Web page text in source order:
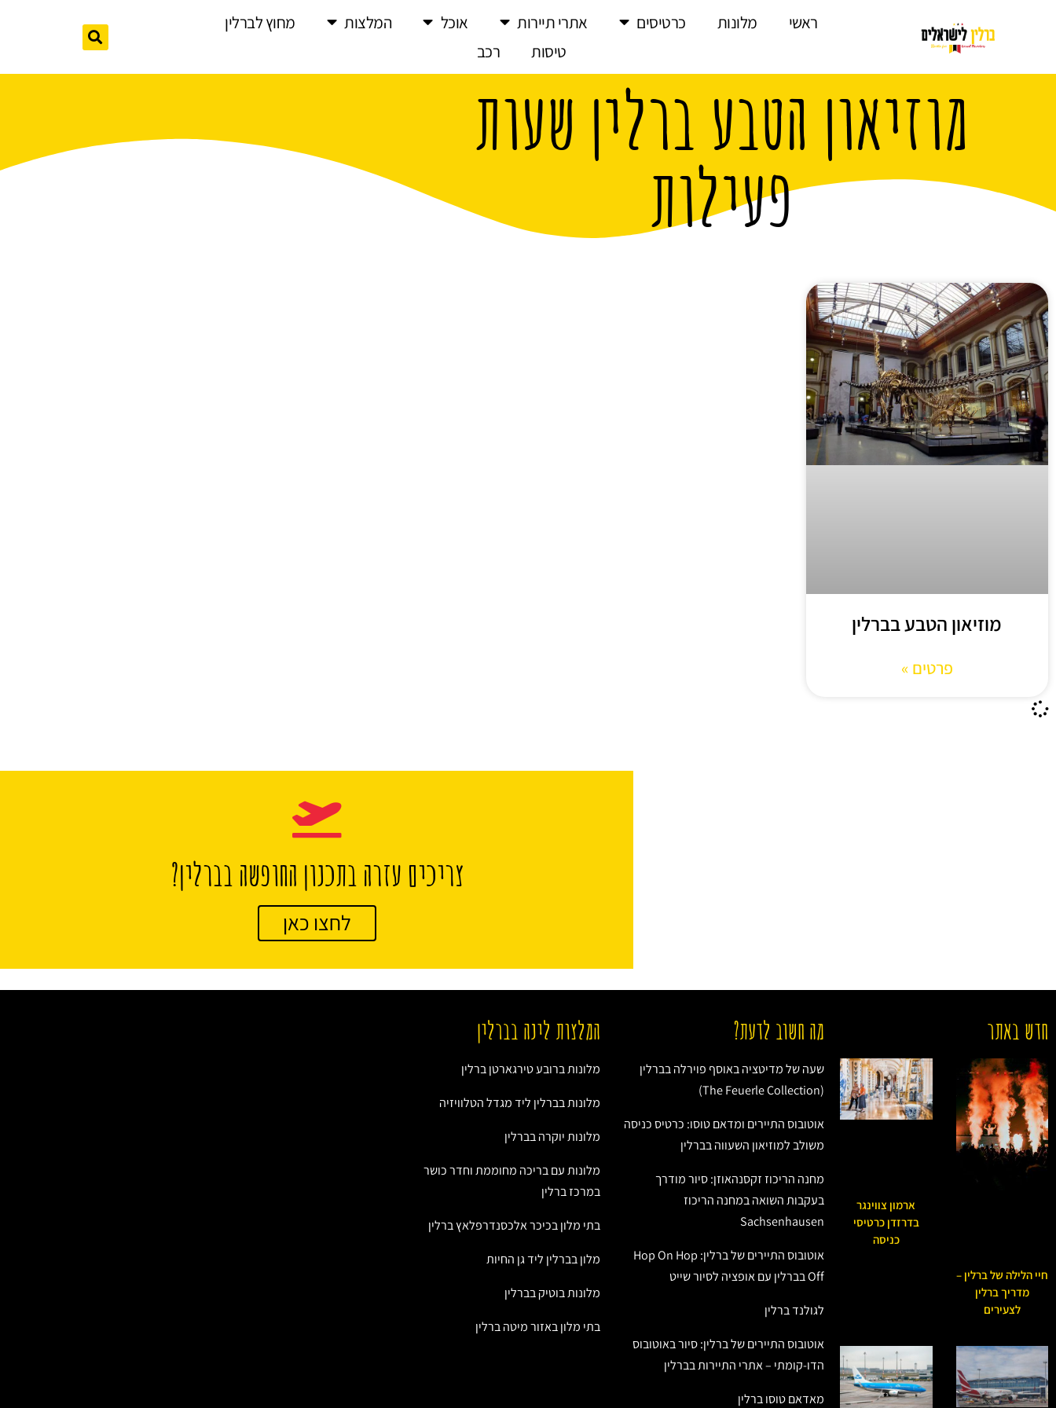
ראשי מלונות כרטיסים אתרי תיירות אוכל המלצות
מחוץ לברלין
טיסות
רכב
מוזיאון הטבע ברלין שעות
פעילות
מוזיאון הטבע בברלין
פרטים »
צריכים עזרה בתכנון החופשה בברלין?
לחצו כאן
חדש באתר
חיי הלילה של ברלין –
מדריך ברלין
לצעירים
ארמון צווינגר
בדרזדן כרטיסי
כניסה
מה חשוב לדעת?
שעה של מדיטציה באוסף פוירלה בברלין
(The Feuerle Collection)
אוטובוס התיירים ומדאם טוסו: כרטיס כניסה
משולב למוזיאון השעווה בברלין
מחנה הריכוז זקסנהאוזן: סיור מודרך
בעקבות השואה במחנה הריכוז
Sachsenhausen
אוטובוס התיירים של ברלין: Hop On Hop
Off בברלין עם אופציה לסיור שייט
לגולנד ברלין
אוטובוס התיירים של ברלין: סיור באוטובוס
הדו-קומתי – אתרי התיירות בברלין
מאדאם טוסו ברלין
המלצות לינה בברלין
מלונות ברובע טירגארטן ברלין
מלונות בברלין ליד מגדל הטלוויזיה
מלונות יוקרה בברלין
מלונות עם בריכה מחוממת וחדר כושר
במרכז ברלין
בתי מלון בכיכר אלכסנדרפלאץ ברלין
מלון בברלין ליד גן החיות
מלונות בוטיק בברלין
בתי מלון באזור מיטה ברלין